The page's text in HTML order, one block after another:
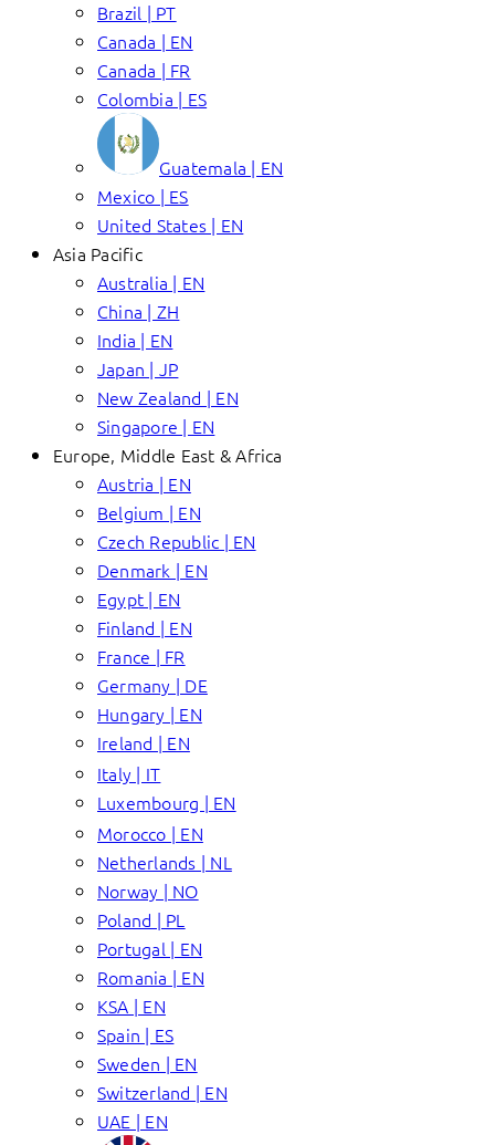
Brazil | PT
Canada | EN
Canada | FR
Colombia | ES
Guatemala | EN
Mexico | ES
United States | EN
Asia Pacific
Australia | EN
China | ZH
India | EN
Japan | JP
New Zealand | EN
Singapore | EN
Europe, Middle East & Africa
Austria | EN
Belgium | EN
Czech Republic | EN
Denmark | EN
Egypt | EN
Finland | EN
France | FR
Germany | DE
Hungary | EN
Ireland | EN
Italy | IT
Luxembourg | EN
Morocco | EN
Netherlands | NL
Norway | NO
Poland | PL
Portugal | EN
Romania | EN
KSA | EN
Spain | ES
Sweden | EN
Switzerland | EN
UAE | EN